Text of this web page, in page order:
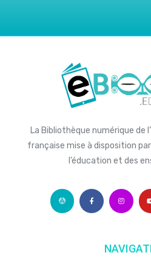
La Bibliothèque numérique de
française mise à disposition
l’éducation et des